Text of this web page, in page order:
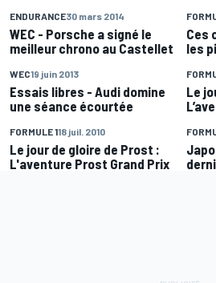
ENDURANCE30 mars 2014
WEC - Porsche a signé le
meilleur chrono au Castellet
Ces
les
WEC19 juin 2013
Essais libres - Audi domine
une séance écourtée
Le
FORMULE 118 juil. 2010
Le jour de gloire de Prost :
L'aventure Prost Grand Prix